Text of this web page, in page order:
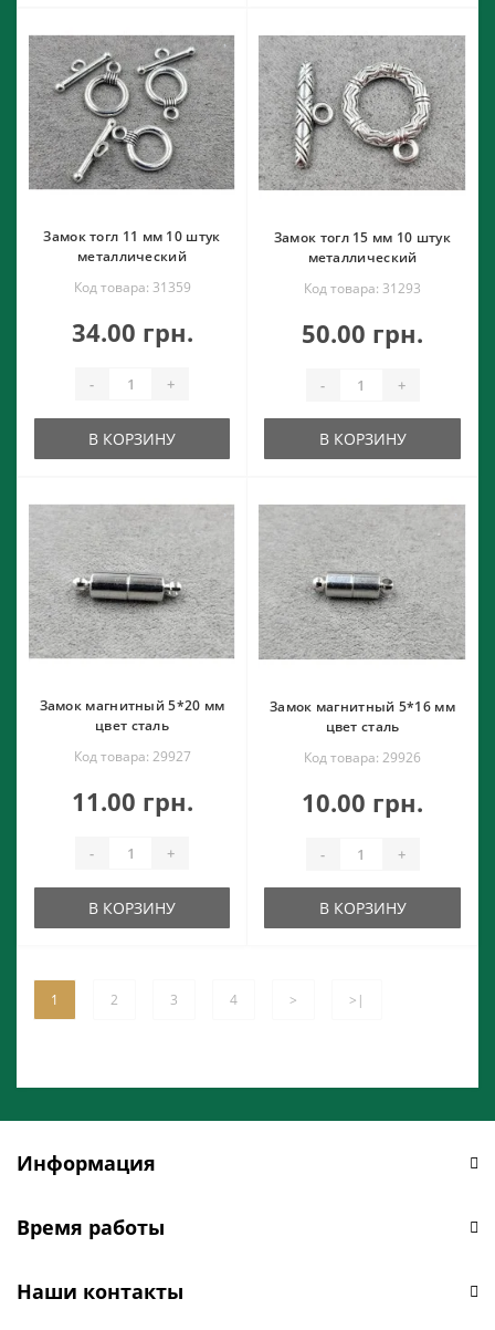
Замок тогл 11 мм 10 штук
металлический
Код товара: 31359
34.00 грн.
- +
В КОРЗИНУ
Замок тогл 15 мм 10 штук
металлический
Код товара: 31293
50.00 грн.
- +
В КОРЗИНУ
Замок магнитный 5*20 мм
цвет сталь
Код товара: 29927
11.00 грн.
- +
В КОРЗИНУ
Замок магнитный 5*16 мм
цвет сталь
Код товара: 29926
10.00 грн.
- +
В КОРЗИНУ
1 2 3 4 > >|
Информация
Время работы
Наши контакты